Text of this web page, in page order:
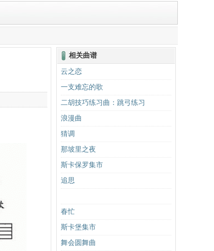
相关曲谱
云之恋
一支难忘的歌
二胡技巧练习曲：跳弓练习
浪漫曲
猜调
那坡里之夜
斯卡保罗集市
追思
春忙
斯卡堡集市
舞会圆舞曲